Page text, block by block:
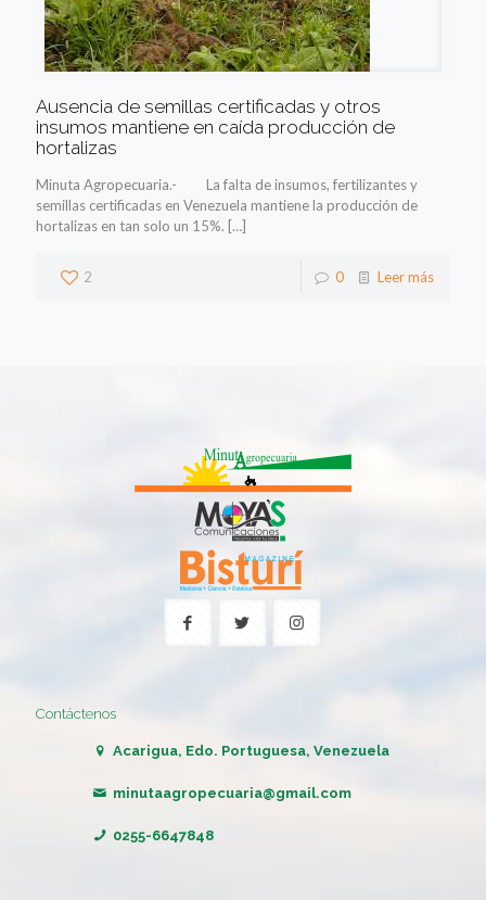
Ausencia de semillas certificadas y otros
insumos mantiene en caída producción de
hortalizas
Minuta Agropecuaria.- La falta de insumos, fertilizantes y
semillas certificadas en Venezuela mantiene la producción de
hortalizas en tan solo un 15%. […]
2 0 Leer más
Contáctenos
Acarigua, Edo. Portuguesa, Venezuela
minutaagropecuaria@gmail.com
0255-6647848